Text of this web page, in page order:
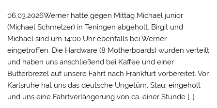
06.03.2026Werner hatte gegen Mittag Michael junior
(Michael Schmelzer) in Teningen abgeholt. Birgit und
Michael sind um 14:00 Uhr ebenfalls bei Werner
eingetroffen. Die Hardware (8 Motherboards) wurden verteilt
und haben uns anschließend bei Kaffee und einer
Butterbrezel auf unsere Fahrt nach Frankfurt vorbereitet. Vor
Karlsruhe hat uns das deutsche Ungetüm, Stau, eingeholt
und uns eine Fahrtverlängerung von ca. einer Stunde […]